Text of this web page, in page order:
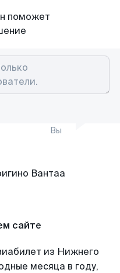
поможет
Вы
сайте
из Нижнего
месяца в году,